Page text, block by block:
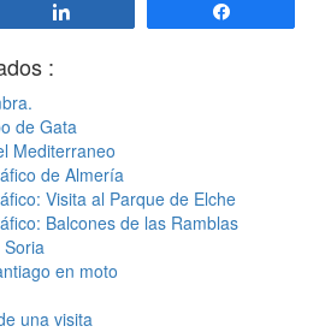
:
de Gata
Mediterraneo
de Almería
Visita al Parque de Elche
Balcones de las Ramblas
Soria
en moto
una visita